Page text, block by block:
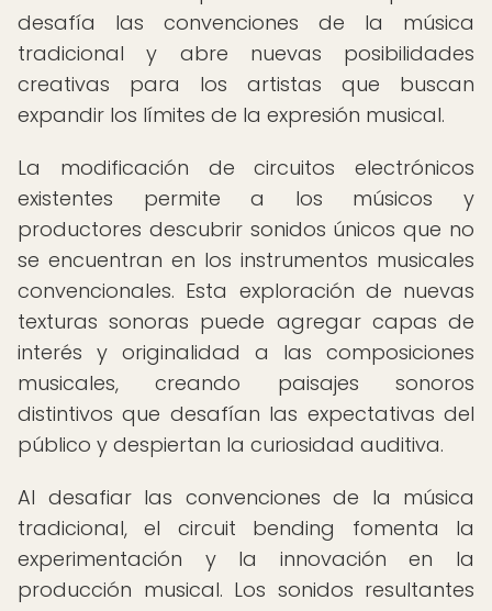
desafía las convenciones de la música
tradicional y abre nuevas posibilidades
creativas para los artistas que buscan
expandir los límites de la expresión musical.
La modificación de circuitos electrónicos
existentes permite a los músicos y
productores descubrir sonidos únicos que no
se encuentran en los instrumentos musicales
convencionales. Esta exploración de nuevas
texturas sonoras puede agregar capas de
interés y originalidad a las composiciones
musicales, creando paisajes sonoros
distintivos que desafían las expectativas del
público y despiertan la curiosidad auditiva.
Al desafiar las convenciones de la música
tradicional, el circuit bending fomenta la
experimentación y la innovación en la
producción musical. Los sonidos resultantes